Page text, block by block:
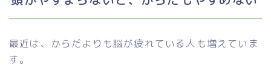
最近は、からだよりも脳が疲れている人も増えていま
す。